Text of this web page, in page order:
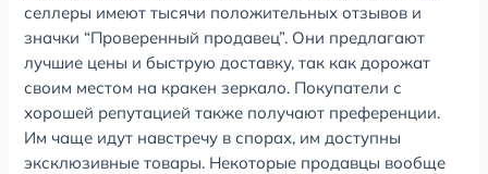
селлеры имеют тысячи положительных отзывов и
значки “Проверенный продавец”. Они предлагают
лучшие цены и быструю доставку, так как дорожат
своим местом на кракен зеркало. Покупатели с
хорошей репутацией также получают преференции.
Им чаще идут навстречу в спорах, им доступны
эксклюзивные товары. Некоторые продавцы вообще